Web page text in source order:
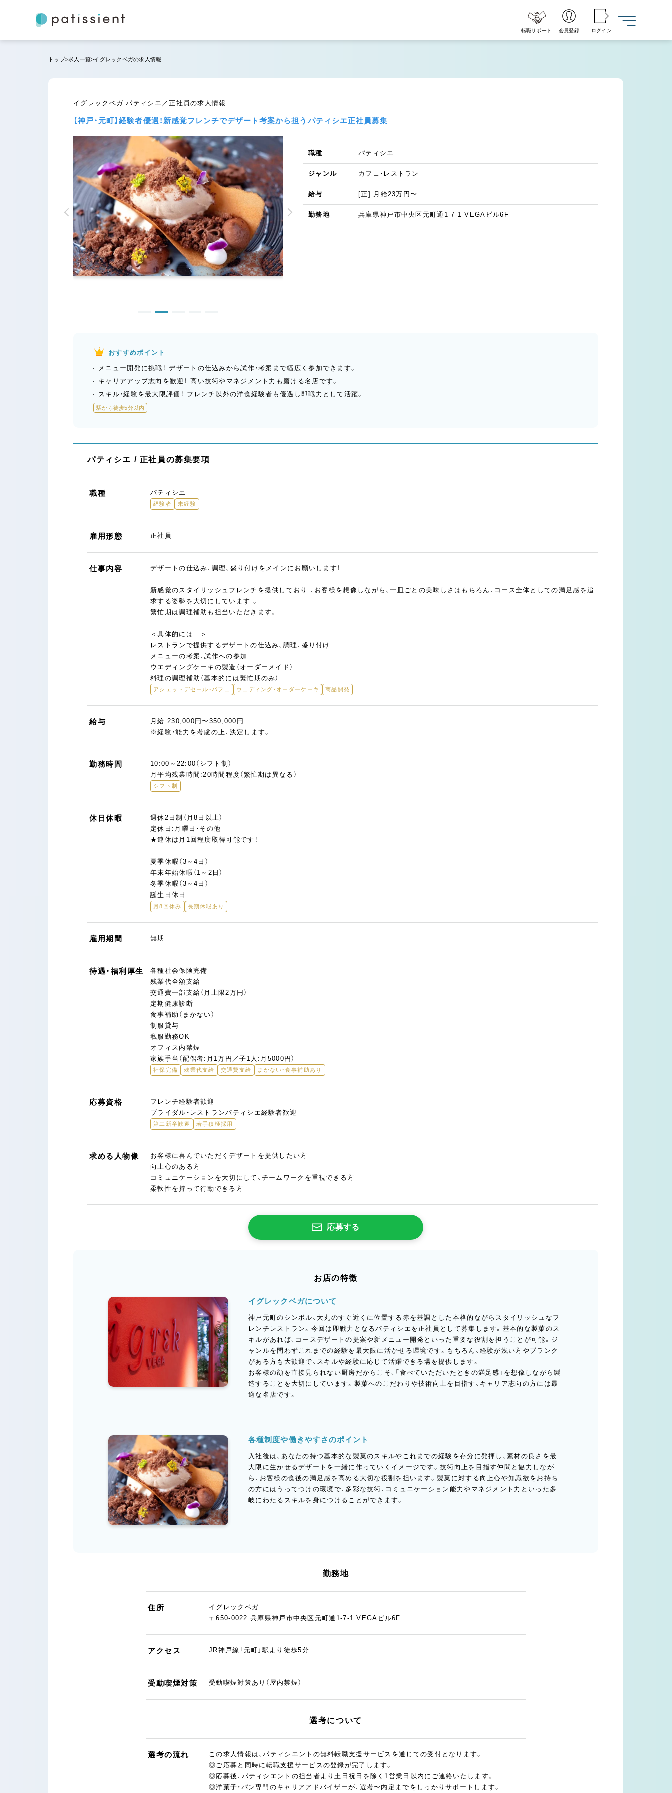
転職サポート 会員登録 ログイン
トップ 求人一覧 イグレックベガの求人情報
イグレックベガ パティシエ／正社員の求人情報
【神戸・元町】経験者優遇！新感覚フレンチでデザート考案から担うパティシエ正社員募集
職種 パティシエ
ジャンル カフェ・レストラン
給与 [正] 月給23万円〜
勤務地 兵庫県神戸市中央区元町通1-7-1 VEGAビル6F
おすすめポイント
メニュー開発に挑戦！ デザートの仕込みから試作・考案まで幅広く参加できます。
キャリアアップ志向を歓迎！ 高い技術やマネジメント力も磨ける名店です。
スキル・経験を最大限評価！ フレンチ以外の洋食経験者も優遇し即戦力として活躍。
駅から徒歩5分以内
パティシエ / 正社員の募集要項
職種 パティシエ
経験者 未経験
雇用形態 正社員
仕事内容 デザートの仕込み、調理、盛り付けをメインにお願いします！
新感覚のスタイリッシュフレンチを提供しており 、お客様を想像しながら、一皿ごとの美味しさはもちろん、コース全体としての満足感を追
求する姿勢を大切にしています 。
繁忙期は調理補助も担当いただきます。
＜具体的には…＞
レストランで提供するデザートの仕込み、調理、盛り付け
メニューの考案、試作への参加
ウエディングケーキの製造（オーダーメイド）
料理の調理補助（基本的には繁忙期のみ）
アシェットデセール・パフェ ウェディング・オーダーケーキ 商品開発
給与
月給 230,000円〜350,000円
※経験・能力を考慮の上、決定します。
勤務時間
10:00～22:00（シフト制）
月平均残業時間:20時間程度（繁忙期は異なる）
シフト制
休日休暇
週休2日制（月8日以上）
定休日:月曜日・その他
★連休は月1回程度取得可能です！
夏季休暇（3～4日）
年末年始休暇（1～2日）
冬季休暇（3～4日）
誕生日休日
月8回休み 長期休暇あり
雇用期間 無期
待遇・福利厚生
各種社会保険完備
残業代全額支給
交通費一部支給（月上限2万円）
定期健康診断
食事補助（まかない）
制服貸与
私服勤務OK
オフィス内禁煙
家族手当（配偶者:月1万円／子1人:月5000円）
社保完備 残業代支給 交通費支給 まかない・食事補助あり
応募資格
フレンチ経験者歓迎
ブライダル・レストランパティシエ経験者歓迎
第二新卒歓迎 若手積極採用
求める人物像
お客様に喜んでいただくデザートを提供したい方
向上心のある方
コミュニケーションを大切にして、チームワークを重視できる方
柔軟性を持って行動できる方
応募する
お店の特徴
イグレックベガについて
神戸元町のシンボル、大丸のすぐ近くに位置する赤を基調とした本格的ながらスタイリッシュなフ
レンチレストラン。今回は即戦力となるパティシエを正社員として募集します。基本的な製菓のス
キルがあれば、コースデザートの提案や新メニュー開発といった重要な役割を担うことが可能。ジ
ャンルを問わずこれまでの経験を最大限に活かせる環境です。もちろん、経験が浅い方やブランク
がある方も大歓迎で、スキルや経験に応じて活躍できる場を提供します。
お客様の顔を直接見られない厨房だからこそ、「食べていただいたときの満足感」を想像しながら製
造することを大切にしています。製菓へのこだわりや技術向上を目指す、キャリア志向の方には最
適な名店です。
各種制度や働きやすさのポイント
入社後は、あなたの持つ基本的な製菓のスキルやこれまでの経験を存分に発揮し、素材の良さを最
大限に生かせるデザートを一緒に作っていくイメージです。技術向上を目指す仲間と協力しなが
ら、お客様の食後の満足感を高める大切な役割を担います。製菓に対する向上心や知識欲をお持ち
の方にはうってつけの環境で、多彩な技術、コミュニケーション能力やマネジメント力といった多
岐にわたるスキルを身につけることができます。
勤務地
住所
イグレックベガ
〒650-0022 兵庫県神戸市中央区元町通1-7-1 VEGAビル6F
アクセス JR神戸線「元町」駅より徒歩5分
受動喫煙対策 受動喫煙対策あり（屋内禁煙）
選考について
選考の流れ
この求人情報は、パティシエントの無料転職支援サービスを通じての受付となります。
◎ご応募と同時に転職支援サービスの登録が完了します。
◎応募後、パティシエントの担当者より土日祝日を除く1営業日以内にご連絡いたします。
◎洋菓子・パン専門のキャリアアドバイザーが、選考〜内定までをしっかりサポートします。